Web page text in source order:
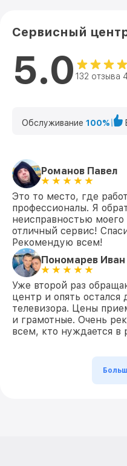
Замена аудиоразъема
Philips
Замена кнопки включения
42PFT6559/60 Philips
Замена корпуса
42PFT6559/60 Philips
Сервисный
5.0 132 отзыва
Обслуживание 100%
Романов Павел
Это то место, где
профессионалы. Я
неисправностью моего
отличный сервис!
Рекомендую всем!
Пономарев Иван
Уже второй раз
центр и опять
телевизора. Цены
и грамотные. Очень
всем, кто нуждается в